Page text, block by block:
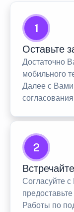
1
Оставьте
Достаточно
мобильного
Далее с Вами
2
Согласуйте
Работы по